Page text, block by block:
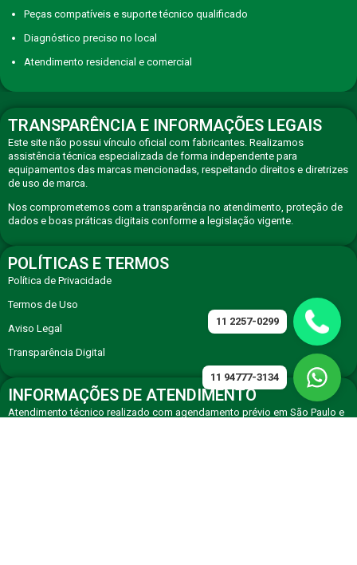
Peças compatíveis e suporte técnico qualificado
Diagnóstico preciso no local
Atendimento residencial e comercial
TRANSPARÊNCIA E INFORMAÇÕES LEGAIS
Este site não possui vínculo oficial com fabricantes. Realizamos
assistência técnica especializada de forma independente para
equipamentos das marcas mencionadas, respeitando direitos e diretrizes
de uso de marca.
Nos comprometemos com a transparência no atendimento, proteção de
dados e boas práticas digitais conforme a legislação vigente.
POLÍTICAS E TERMOS
Política de Privacidade
Termos de Uso
Aviso Legal
Transparência Digital
INFORMAÇÕES DE ATENDIMENTO
Atendimento técnico realizado com agendamento prévio em São Paulo e
11 2257-0299
11 94777-3134